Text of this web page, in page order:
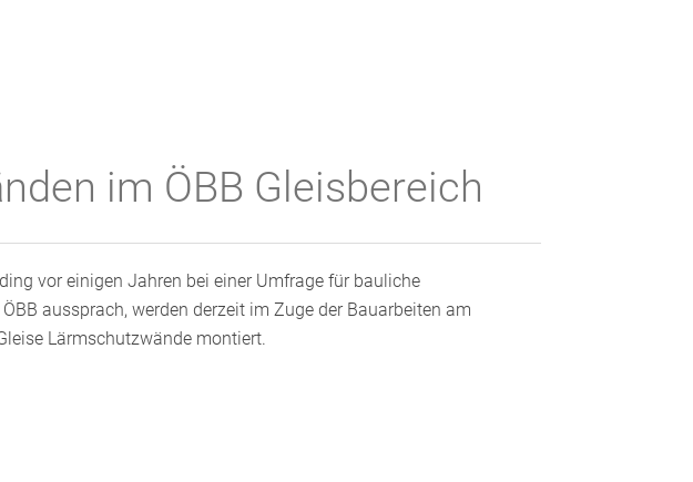
im ÖBB Gleisbereich
vor einigen Jahren bei einer Umfrage für bauliche
aussprach, werden derzeit im Zuge der Bauarbeiten am
Lärmschutzwände montiert.